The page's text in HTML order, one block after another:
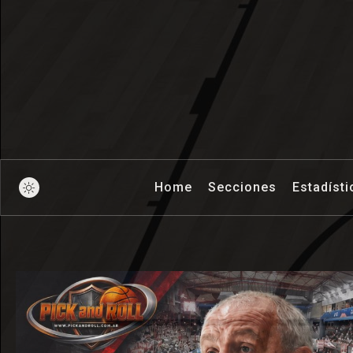
Pick And
Home Secciones